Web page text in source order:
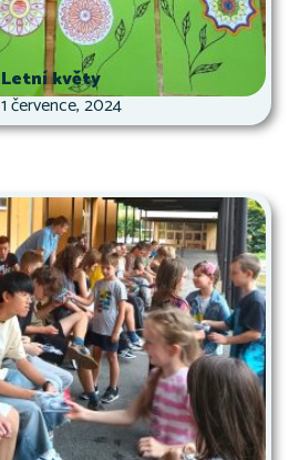
Letní květy
1 července, 2024